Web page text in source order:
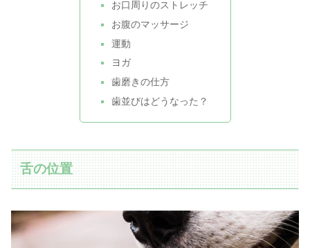
お口周りのストレッチ
お腹のマッサージ
運動
ヨガ
歯磨きの仕方
歯並びはどうなった？
舌の位置